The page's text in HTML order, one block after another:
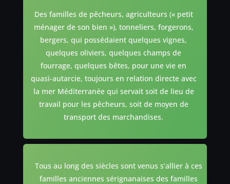
Des familles de pêcheurs, agriculteurs (« petit
ménager de son bien »), tonneliers, forgerons,
bergers, qui possédaient quelques vignes,
quelques oliviers, quelques champs de
fourrage, quelques bêtes, pour une vie en
quasi-autarcie, toujours en relation directe avec
la mer Méditerranée qui servait soit de lieu de
travail pour les pêcheurs, soit de moyen de
transport des marchandises.
Tous au long des siècles sont venus s’allier à ces
familles anciennes sérignanaises des familles